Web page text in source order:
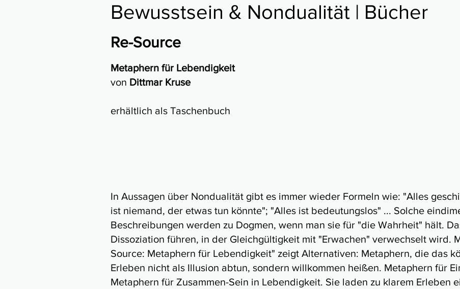
Bewusstsein & Nondualität | Bücher
Re-Source
Metaphern für Lebendigkeit
von Dittmar Kruse
erhältlich als Taschenbuch
In Aussagen über Nondualität gibt es immer wieder Formeln wie: "Alles
ist niemand, der etwas tun könnte"; "Alles ist bedeutungslos" ... Solche
Beschreibungen werden zu Dogmen, wenn man sie für "die Wahrheit" hält.
Dissoziation führen, in der Gleichgültigkeit mit "Erwachen" verwechselt wird.
Source: Metaphern für Lebendigkeit" zeigt Alternativen: Metaphern, die das
Erleben nicht als Illusion abtun, sondern willkommen heißen. Metaphern für
Metaphern für Zusammen-Sein in Lebendigkeit. Sie laden zu klarem Erleben